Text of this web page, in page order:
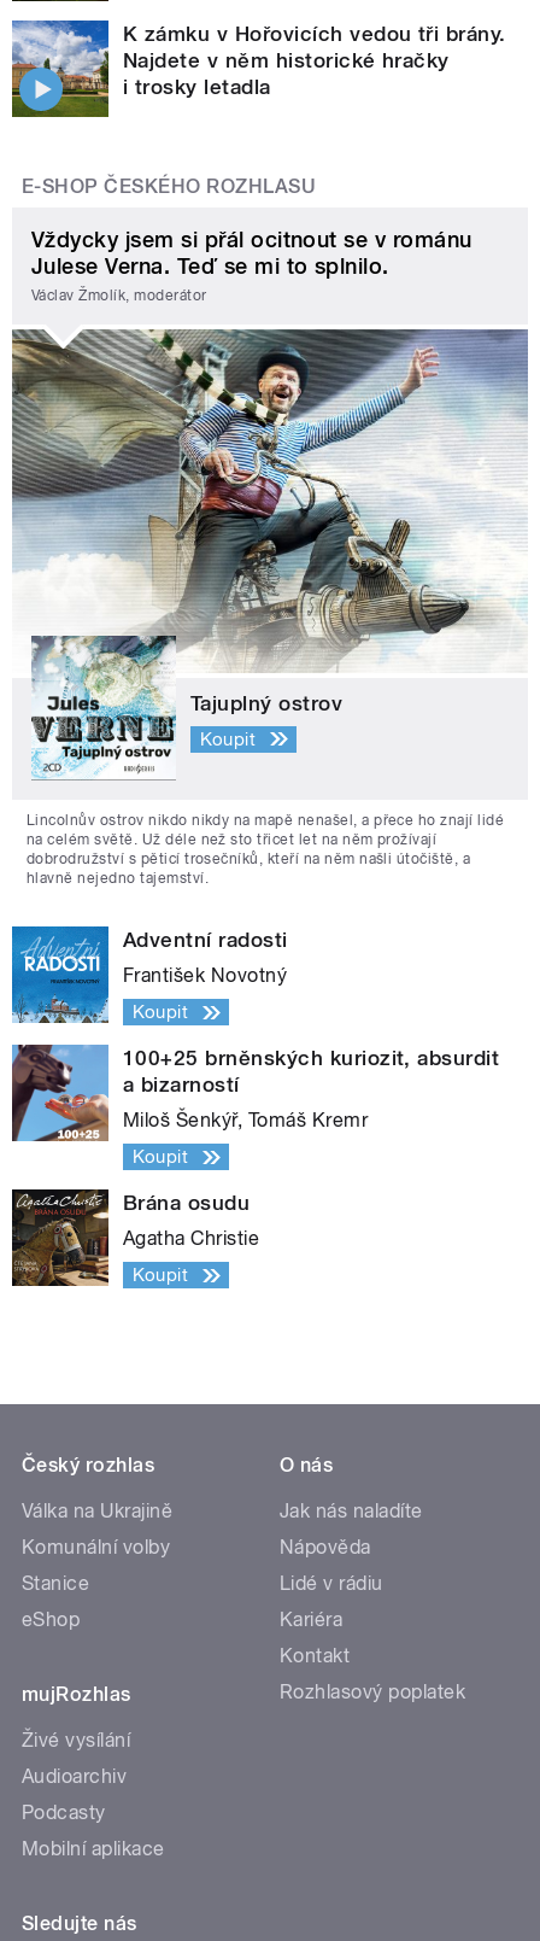
K zámku v Hořovicích vedou tři brány.
Najdete v něm historické hračky
i trosky letadla
E-SHOP ČESKÉHO ROZHLASU
Vždycky jsem si přál ocitnout se v románu
Julese Verna. Teď se mi to splnilo.
Václav Žmolík, moderátor
Tajuplný ostrov
Koupit
Lincolnův ostrov nikdo nikdy na mapě nenašel, a přece ho znají lidé
na celém světě. Už déle než sto třicet let na něm prožívají
dobrodružství s pěticí trosečníků, kteří na něm našli útočiště, a
hlavně nejedno tajemství.
Adventní radosti
František Novotný
Koupit
100+25 brněnských kuriozit, absurdit
a bizarností
Miloš Šenkýř, Tomáš Kremr
Koupit
Brána osudu
Agatha Christie
Koupit
Český rozhlas
Válka na Ukrajině
Komunální volby
Stanice
eShop
mujRozhlas
Živé vysílání
Audioarchiv
Podcasty
Mobilní aplikace
O nás
Jak nás naladíte
Nápověda
Lidé v rádiu
Kariéra
Kontakt
Rozhlasový poplatek
Sledujte nás